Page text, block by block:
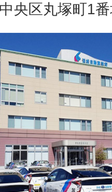
央区丸塚町1